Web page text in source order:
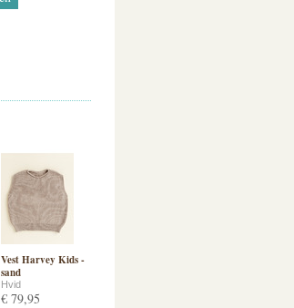
Vest Harvey Kids -
sand
Hvid
€ 79,95